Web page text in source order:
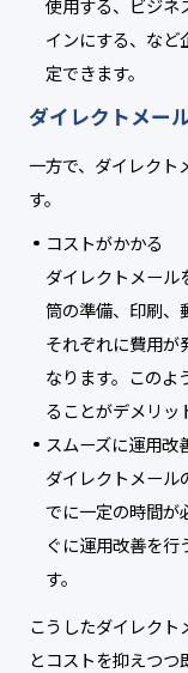
使用する、ビジネ
インにする、など
定できます。
ダイレクトメー
一方で、ダイレクト
す。
コストがかかる
ダイレクトメール
筒の準備、印刷、
それぞれに費用が
なります。このよ
ることがデメリッ
スムーズに運用改
ダイレクトメール
でに一定の時間が
ぐに運用改善を行
す。
こうしたダイレク
とコストを抑えつ